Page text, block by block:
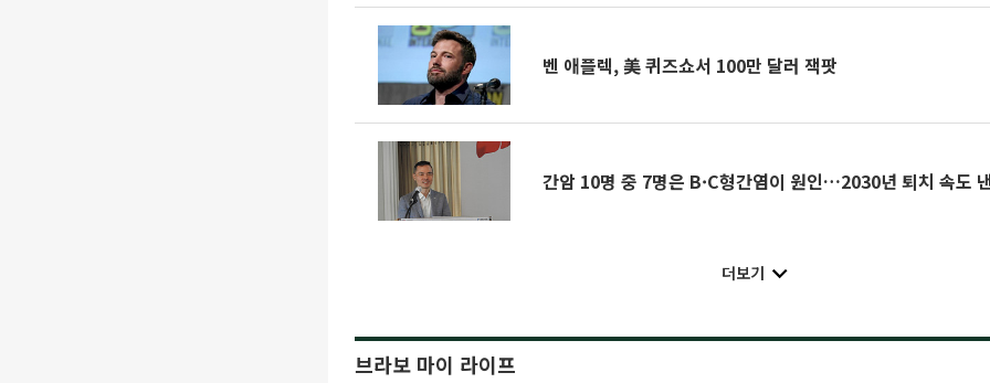
벤 애플렉, 美 퀴즈쇼서 100만 달러 잭팟
간암 10명 중 7명은 B·C형간염이 원인…2030년 퇴치 속도
더보기
브라보 마이 라이프